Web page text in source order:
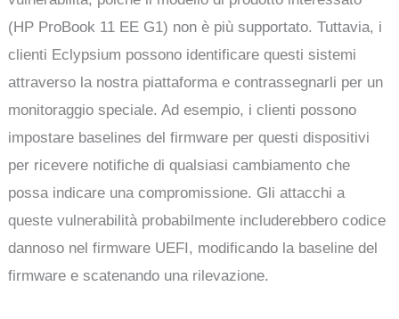
(HP ProBook 11 EE G1) non è più supportato. Tuttavia, i
clienti Eclypsium possono identificare questi sistemi
attraverso la nostra piattaforma e contrassegnarli per un
monitoraggio speciale. Ad esempio, i clienti possono
impostare baselines del firmware per questi dispositivi
per ricevere notifiche di qualsiasi cambiamento che
possa indicare una compromissione. Gli attacchi a
queste vulnerabilità probabilmente includerebbero codice
dannoso nel firmware UEFI, modificando la baseline del
firmware e scatenando una rilevazione.